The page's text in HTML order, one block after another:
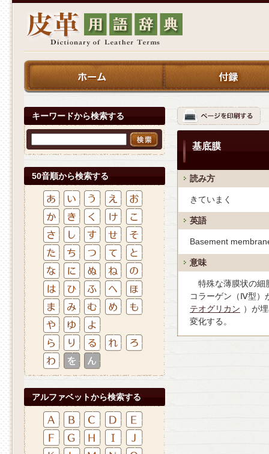
キーワードから検索する
50音順から検索する
アルファベットから検索する
基底膜
読み方
きていまく
英語
Basement
意味
特殊な薄膜状の細
コラーゲン（Ⅳ型）
テオグリカン ）が
変化する。